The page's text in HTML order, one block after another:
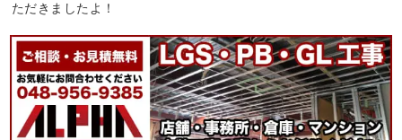
ただきましたよ！